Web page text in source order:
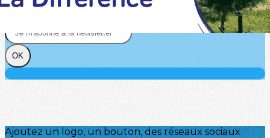
Cliquez pour éditer
OK
Ajoutez un logo, un bouton, des réseaux sociaux